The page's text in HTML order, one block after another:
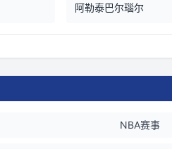
阿勒泰巴尔瑙尔
NBA赛事